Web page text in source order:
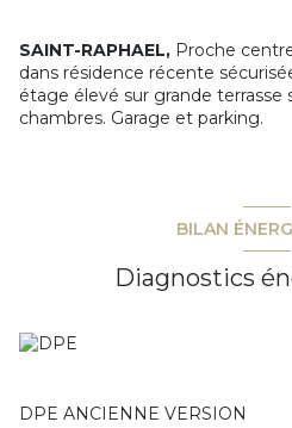
SAINT-RAPHAEL, Proche
dans résidence récente
étage élevé sur grande terrasse
chambres. Garage et parking.
BILAN
Diagnostics
DPE ANCIENNE VERSION